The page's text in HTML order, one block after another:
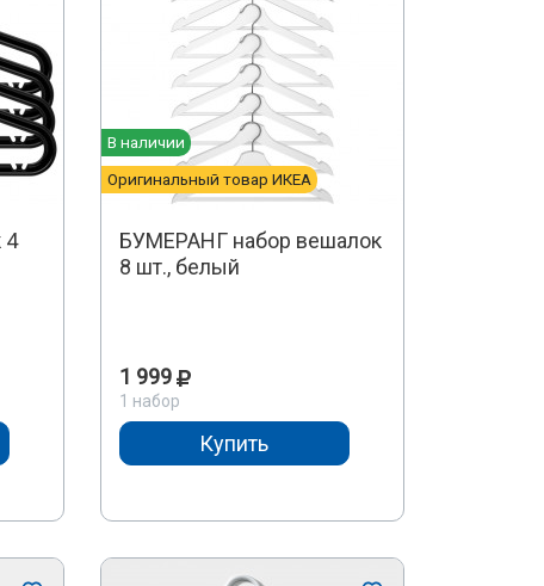
4
В наличии
Оригинальный товар ИКЕА
БУМЕРАНГ набор вешалок
8 шт., белый
1 999
1 набор
Купить